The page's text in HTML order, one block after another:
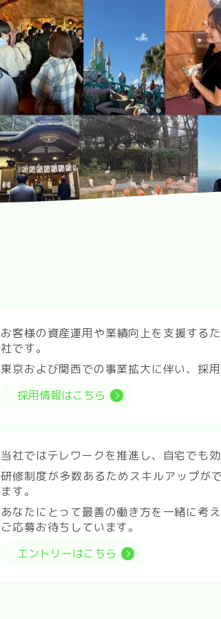
お客様の資産運用や業績向上を支援する
社です。
東京および関西での事業拡大に伴い、採
採用情報はこちら
当社ではテレワークを推進し、自宅でも
研修制度が多数あるためスキルアップが
ます。
あなたにとって最善の働き方を一緒に考
ご応募お待ちしています。
エントリーはこちら